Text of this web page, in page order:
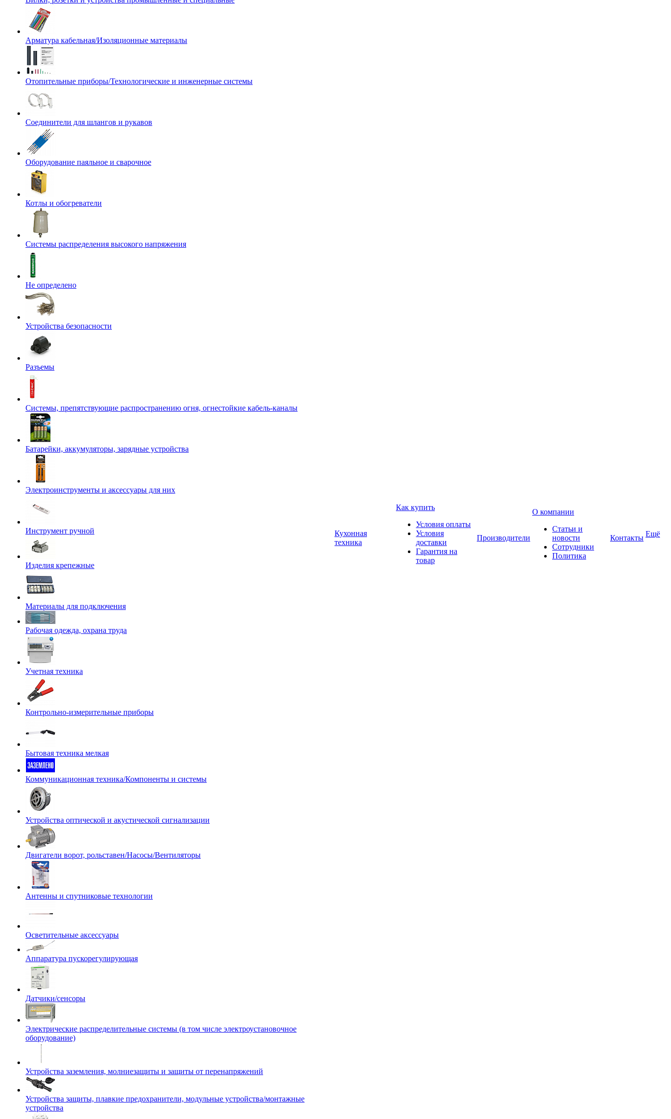
Арматура кабельная/Изоляционные материалы
Отопительные приборы/Технологические и инженерные системы
Соединители для шлангов и рукавов
Оборудование паяльное и сварочное
Котлы и обогреватели
Системы распределения высокого напряжения
Не определено
Устройства безопасности
Разъемы
Системы, препятствующие распространению огня, огнестойкие кабель-каналы
Батарейки, аккумуляторы, зарядные устройства
Электроинструменты и аксессуары для них
Инструмент ручной
Изделия крепежные
Материалы для подключения
Рабочая одежда, охрана труда
Учетная техника
Контрольно-измерительные приборы
Бытовая техника мелкая
Коммуникационная техника/Компоненты и системы
Устройства оптической и акустической сигнализации
Двигатели ворот, рольставен/Насосы/Вентиляторы
Антенны и спутниковые технологии
Осветительные аксессуары
Аппаратура пускорегулирующая
Датчики/сенсоры
Электрические распределительные системы (в том числе электроустановочное
оборудование)
Устройства заземления, молниезащиты и защиты от перенапряжений
Устройства защиты, плавкие предохранители, модульные устройства/монтажные
устройства
Кухонная
техника
Как купить
Условия оплаты
Условия
доставки
Гарантия на
товар
Производители
О компании
Статьи и
новости
Сотрудники
Политика
Контакты Ещё